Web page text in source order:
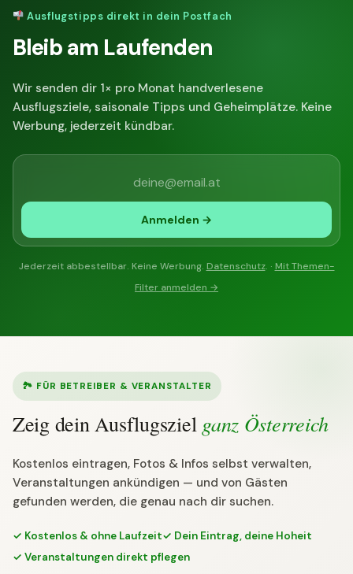
Ausflugstipps direkt in dein Postfach
Bleib am Laufenden
Wir senden dir 1× pro Monat handverlesene
Ausflugsziele, saisonale Tipps und Geheimplätze. Keine
Werbung, jederzeit kündbar.
Anmelden →
Jederzeit abbestellbar. Keine Werbung. Datenschutz. · Mit Themen-
Filter anmelden →
🏞 FÜR BETREIBER & VERANSTALTER
Zeig dein Ausflugsziel ganz Österreich
Kostenlos eintragen, Fotos & Infos selbst verwalten,
Veranstaltungen ankündigen — und von Gästen
gefunden werden, die genau nach dir suchen.
✓ Kostenlos & ohne Laufzeit✓ Dein Eintrag, deine Hoheit
✓ Veranstaltungen direkt pflegen